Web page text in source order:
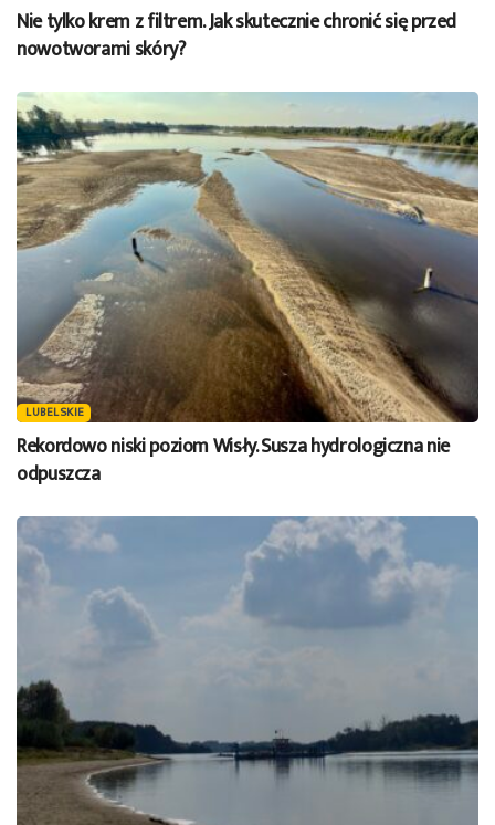
Nie tylko krem z filtrem. Jak skutecznie chronić się przed
nowotworami skóry?
LUBELSKIE
Rekordowo niski poziom Wisły. Susza hydrologiczna nie
odpuszcza